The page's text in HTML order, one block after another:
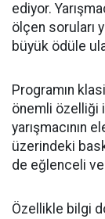
ediyor.
ölçen soruları
büyük ödüle
Programın
önemli özelliği
yarışmacının
üzerindeki
de eğlenceli ve
Özellikle bilgi